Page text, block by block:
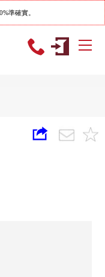
準確實。